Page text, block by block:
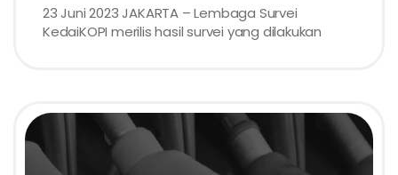
23 Juni 2023 JAKARTA – Lembaga Survei
KedaiKOPI merilis hasil survei yang dilakukan